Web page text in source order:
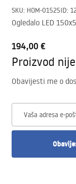
SKU: HOM-01525ID:
Ogledalo LED
194,00 €
Proizvod
Obavijesti me o
Vaša adresa e-